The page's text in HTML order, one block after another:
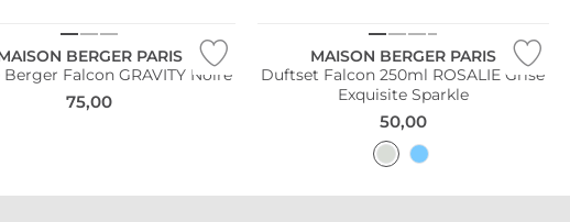
BERGER PARIS
Falcon GRAVITY Noire
75,00
MAISON BERGER PARIS
Duftset Falcon 250ml ROSALIE Grise
Exquisite Sparkle
50,00